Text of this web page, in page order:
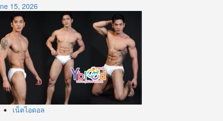
15, 2026
เน็ตไอดอล